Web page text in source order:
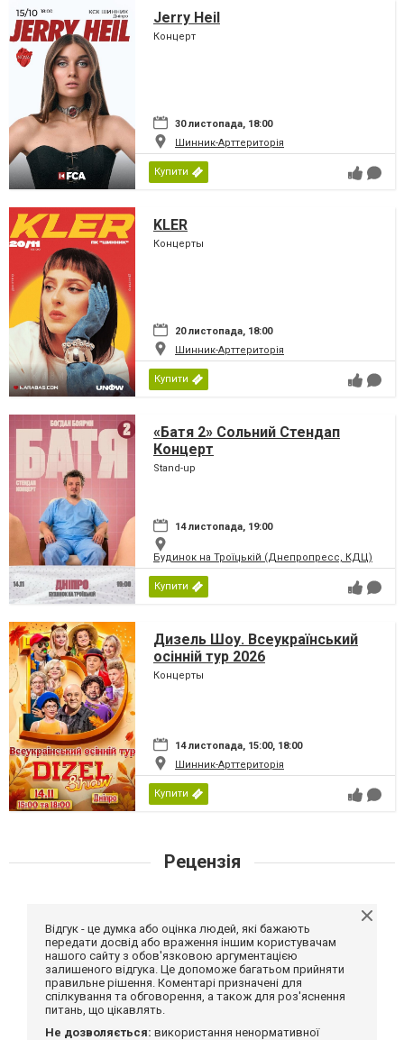
Jerry Heil
Концерт
30 листопада, 18:00
Шинник-Арттериторія
Купити
KLER
Концерты
20 листопада, 18:00
Шинник-Арттериторія
Купити
«Батя 2» Сольний Стендап
Концерт
Stand-up
14 листопада, 19:00
Будинок на Троїцькій (Днепропресс, КДЦ)
Купити
Дизель Шоу. Всеукраїнський
осінній тур 2026
Концерты
14 листопада, 15:00, 18:00
Шинник-Арттериторія
Купити
Рецензія
Відгук - це думка або оцінка людей, які бажають
передати досвід або враження іншим користувачам
нашого сайту з обов'язковою аргументацією
залишеного відгука. Це допоможе багатьом прийняти
правильне рішення. Коментарі призначені для
спілкування та обговорення, а також для роз'яснення
питань, що цікавлять.
Не дозволяється: використання ненормативної